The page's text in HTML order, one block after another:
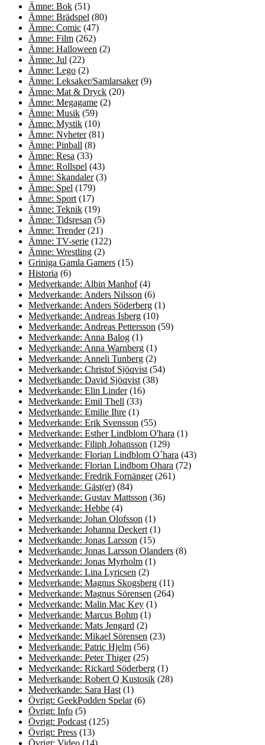
Ämne: Bok (51)
Ämne: Brädspel (80)
Ämne: Comic (47)
Ämne: Film (262)
Ämne: Halloween (2)
Ämne: Jul (22)
Ämne: Lego (2)
Ämne: Leksaker/Samlarsaker(9)
Ämne: Mat & Dryck (20)
Ämne: Megagame (2)
Ämne: Musik (59)
Ämne: Mystik (10)
Ämne: Nyheter(81)
Ämne: Pinball (8)
Ämne: Resa (33)
Ämne: Rollspel (43)
Ämne: Skandaler(3)
Ämne: Spel (179)
Ämne: Sport (17)
Ämne: Teknik (19)
Ämne: Tidsresan (5)
Ämne: Trender(21)
Ämne: TV-serie (122)
Ämne: Wrestling (2)
Griniga Gamla Gamers (15)
Historia (6)
Medverkande: Albin Manhof(4)
Medverkande: Anders Nilsson (6)
Medverkande: Anders Söderberg (1)
Medverkande: Andreas Isberg (10)
Medverkande: Andreas Pettersson (59)
Medverkande: Anna Balog (1)
Medverkande: Anna Warnberg (1)
Medverkande: Anneli Tunberg (2)
Medverkande: Christof Sjöqvist (54)
Medverkande: David Sjöqvist (38)
Medverkande: Elin Linder(16)
Medverkande: Emil Thell (33)
Medverkande: Emilie Ihre (1)
Medverkande: Erik Svensson (55)
Medverkande: Esther Lindblom O'hara (1)
Medverkande: Filiph Johansson (129)
Medverkande: Florian Lindblom O´hara (43)
Medverkande: Florian Lindbom Ohara (72)
Medverkande: Fredrik Fornänger(261)
Medverkande: Gäst(er) (84)
Medverkande: Gustav Mattsson (36)
Medverkande: Hebbe (4)
Medverkande: Johan Olofsson (1)
Medverkande: Johanna Deckert (1)
Medverkande: Jonas Larsson (15)
Medverkande: Jonas Larsson Olanders (8)
Medverkande: Jonas Myrholm (1)
Medverkande: Lina Lyricsen (2)
Medverkande: Magnus Skogsberg (11)
Medverkande: Magnus Sörensen (264)
Medverkande: Malin Mac Key (1)
Medverkande: Marcus Bohm (1)
Medverkande: Mats Jengard (2)
Medverkande: Mikael Sörensen (23)
Medverkande: Patric Hjelm (56)
Medverkande: Peter Thiger(25)
Medverkande: Rickard Söderberg (1)
Medverkande: Robert Q Kustosik (28)
Medverkande: Sara Hast (1)
Övrigt: GeekPodden Spelar(6)
Övrigt: Info (5)
Övrigt: Podcast (125)
Övrigt: Press (13)
Övrigt: Video (14)